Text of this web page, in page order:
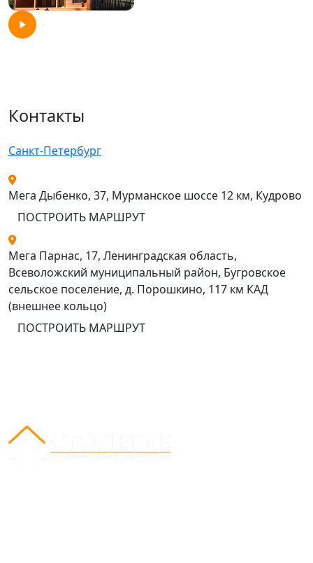
Контакты
Санкт-Петербург
Мега Дыбенко, 37, Мурманское шоссе 12 км, Кудрово
ПОСТРОИТЬ МАРШРУТ
Мега Парнас, 17, Ленинградская область,
Всеволожский муниципальный район, Бугровское
сельское поселение, д. Порошкино, 117 км КАД
(внешнее кольцо)
ПОСТРОИТЬ МАРШРУТ